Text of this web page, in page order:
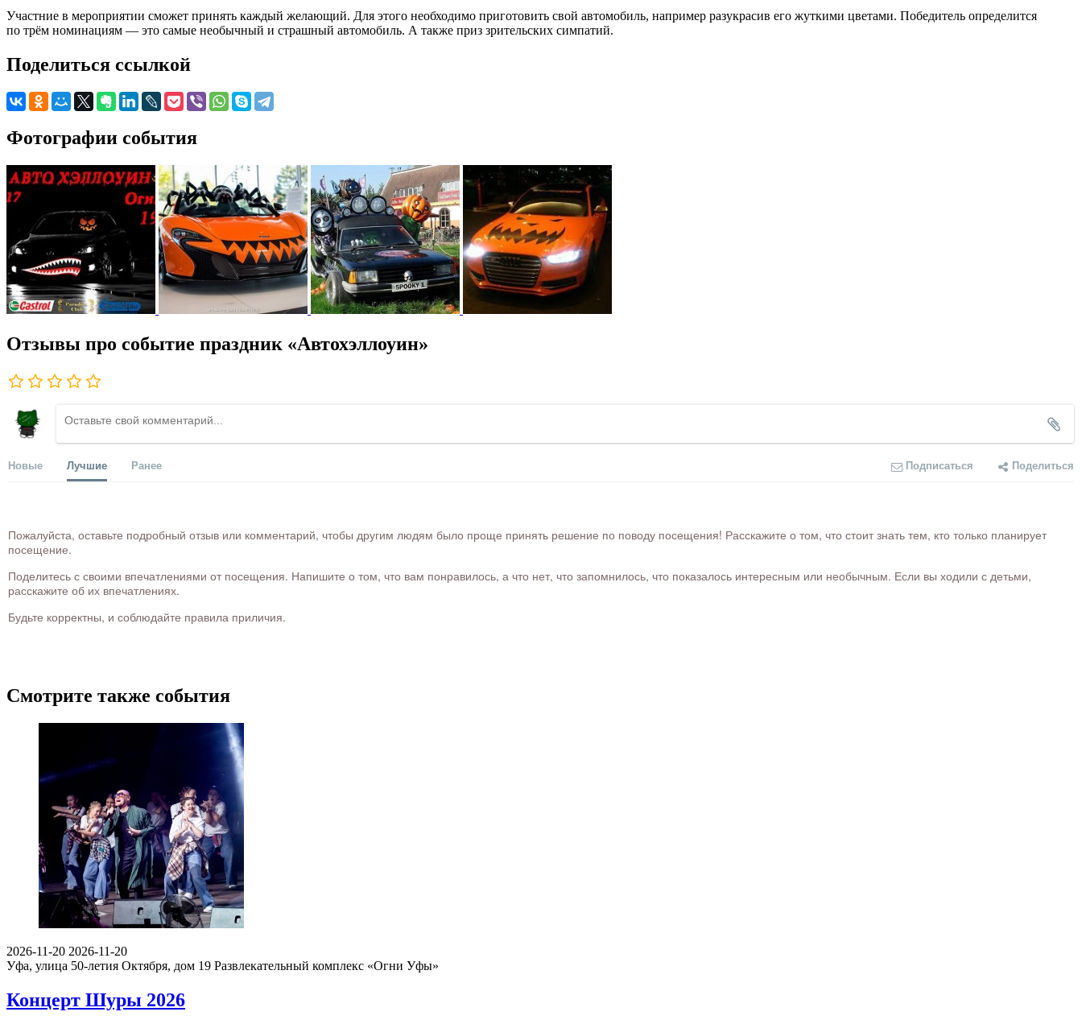
Участние в мероприятии сможет принять каждый желающий. Для этого необходимо приготовить свой автомобиль, например разукрасив его жуткими цветами. Победитель определится
по трём номинациям — это самые необычный и страшный автомобиль. А также приз зрительских симпатий.
Поделиться ссылкой
Фотографии события
Отзывы про событие праздник «Автохэллоуин»
Новые Лучшие Ранее Подписаться Поделиться
Пожалуйста, оставьте подробный отзыв или комментарий, чтобы другим людям было проще принять решение по поводу посещения! Расскажите о том, что стоит знать тем, кто только планирует
посещение.
Поделитесь с своими впечатлениями от посещения. Напишите о том, что вам понравилось, а что нет, что запомнилось, что показалось интересным или необычным. Если вы ходили с детьми,
расскажите об их впечатлениях.
Будьте корректны, и соблюдайте правила приличия.
Смотрите также события
2026-11-20 2026-11-20
Уфа, улица 50-летия Октября, дом 19 Развлекательный комплекс «Огни Уфы»
Концерт Шуры 2026